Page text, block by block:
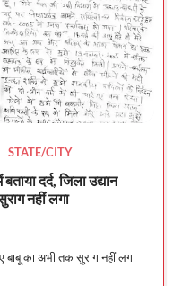
STATE/CITY
दर्द, जिला उद्यान
नहीं लगा
बाबू का अभी तक सुराग नहीं लग